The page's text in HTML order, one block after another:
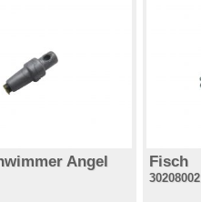
Angel Fisch
30208002